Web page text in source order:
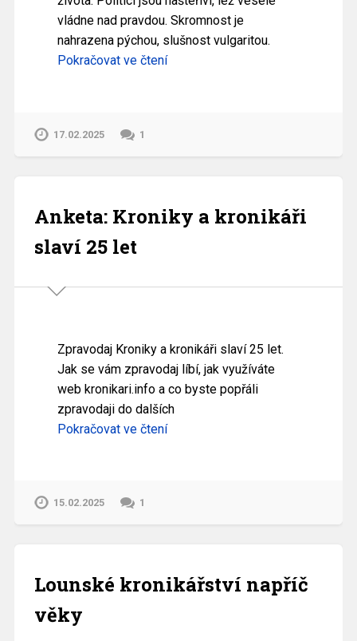
vládne nad pravdou. Skromnost je
nahrazena pýchou, slušnost vulgaritou.
Pokračovat ve čtení
17.02.2025 1
Anketa: Kroniky a kronikáři
slaví 25 let
Zpravodaj Kroniky a kronikáři slaví 25 let.
Jak se vám zpravodaj líbí, jak využíváte
web kronikari.info a co byste popřáli
zpravodaji do dalších
Pokračovat ve čtení
15.02.2025 1
Lounské kronikářství napříč
věky